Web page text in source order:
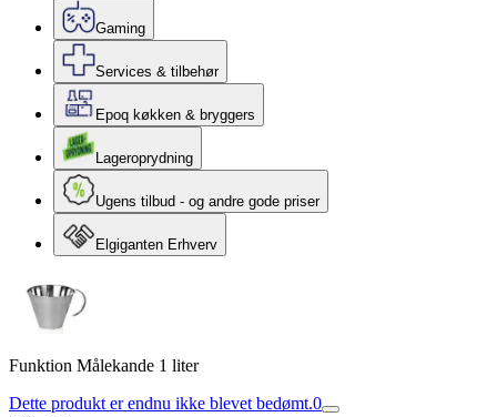
Gaming
Services & tilbehør
Epoq køkken & bryggers
Lageroprydning
Ugens tilbud - og andre gode priser
Elgiganten Erhverv
Funktion Målekande 1 liter
Dette produkt er endnu ikke blevet bedømt.0